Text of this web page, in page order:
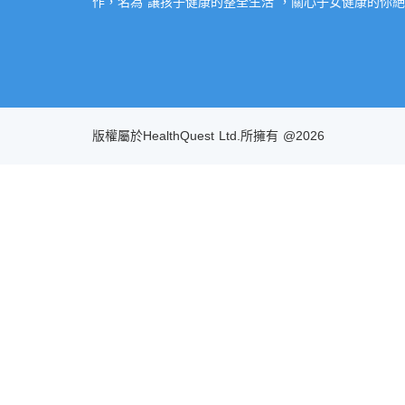
版權屬於HealthQuest Ltd.所擁有 @2026